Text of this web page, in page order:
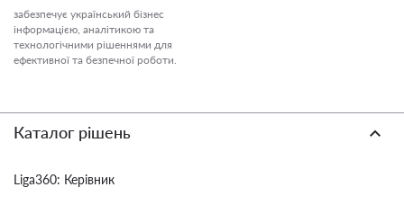
забезпечує український бізнес
інформацією, аналітикою та
технологічними рішеннями для
ефективної та безпечної роботи.
Каталог рішень
Liga360: Керівник